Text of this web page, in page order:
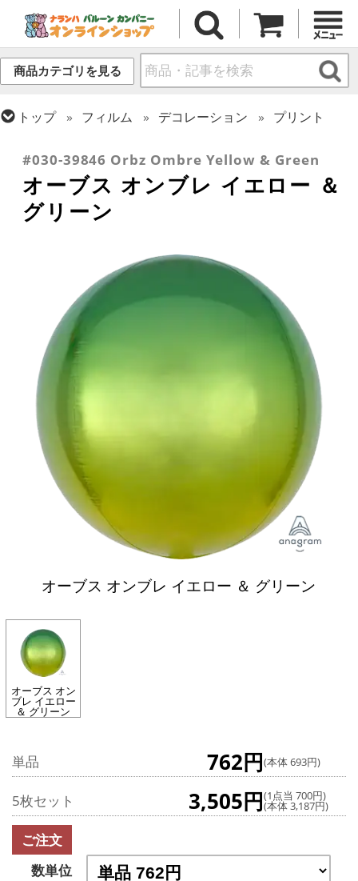
商品カテゴリを見る
トップ フィルム デコレーション
プリント
#030-39846 Orbz Ombre Yellow & Green
オーブス オンブレ イエロー ＆
グリーン
オーブス オンブレ イエロー ＆ グリーン
オーブス オン
ブレ イエロー
＆ グリーン
単品 762円(本体 693円)
5枚セット 3,505円(1点当 700円)
(本体 3,187円)
ご注文
数単位